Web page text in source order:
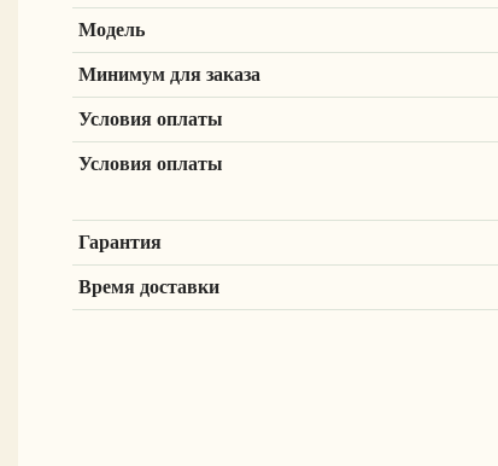
Модель
Минимум для заказа
Условия оплаты
Условия оплаты
Гарантия
Время доставки